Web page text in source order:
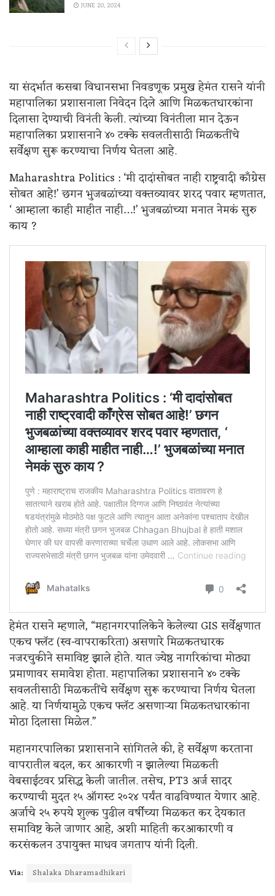
JUNE 20, 2024
या संदर्भात कसबा विधानसभा निवडणूक प्रमुख हेमंत रासने यांनी
महापालिका प्रशासनाला निवेदन दिले आणि मिळकतधारकांना
दिलासा देण्याची विनंती केली. त्यांच्या विनंतीला मान देऊन
महापालिका प्रशासनाने ४० टक्के सवलतीसाठी मिळकतींचे
सर्वेक्षण सुरू करण्याचा निर्णय घेतला आहे.
Maharashtra Politics : ‘मी दादांसोबत नाही राष्ट्रवादी काँग्रेस
सोबत आहे!’ छगन भुजबळांच्या वक्तव्यावर शरद पवार म्हणतात,
‘ आम्हाला काही माहीत नाही…!’ भुजबळांच्या मनात नेमकं सुरु
काय ?
हेमंत रासने म्हणाले, “महानगरपालिकेने केलेल्या GIS सर्वेक्षणात
एकच फ्लॅट (स्व-वापराकरिता) असणारे मिळकतधारक
नजरचुकीने समाविष्ट झाले होते. यात ज्येष्ठ नागरिकांचा मोठ्या
प्रमाणावर समावेश होता. महापालिका प्रशासनाने ४० टक्के
सवलतीसाठी मिळकतींचे सर्वेक्षण सुरू करण्याचा निर्णय घेतला
आहे. या निर्णयामुळे एकच फ्लॅट असणाऱ्या मिळकतधारकांना
मोठा दिलासा मिळेल.”
महानगरपालिका प्रशासनाने सांगितले की, हे सर्वेक्षण करताना
वापरातील बदल, कर आकारणी न झालेल्या मिळकती
वेबसाईटवर प्रसिद्ध केली जातील. तसेच, PT3 अर्ज सादर
करण्याची मुदत १५ ऑगस्ट २०२४ पर्यंत वाढविण्यात येणार आहे.
अर्जाचे २५ रुपये शुल्क पुढील वर्षीच्या मिळकत कर देयकात
समाविष्ट केले जाणार आहे, अशी माहिती करआकारणी व
करसंकलन उपायुक्त माधव जगताप यांनी दिली.
Via: Shalaka Dharamadhikari